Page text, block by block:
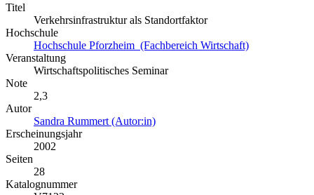
Titel
Verkehrsinfrastruktur als Standortfaktor
Hochschule
Hochschule Pforzheim (Fachbereich Wirtschaft)
Veranstaltung
Wirtschaftspolitisches Seminar
Note
2,3
Autor
Sandra Rummert (Autor:in)
Erscheinungsjahr
2002
Seiten
28
Katalognummer